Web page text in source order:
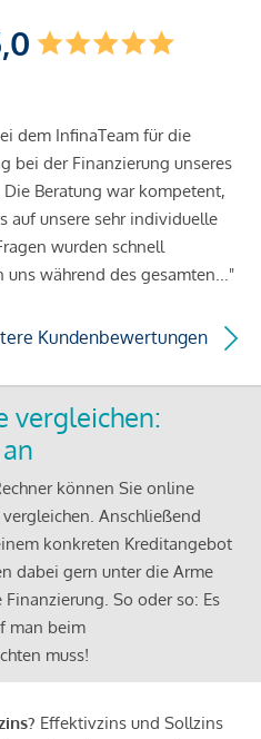
dem InfinaTeam für die
bei der Finanzierung unseres
Beratung war kompetent,
auf unsere sehr individuelle
wurden schnell
während des gesamten..."
Kundenbewertungen
vergleichen:
können Sie online
Anschließend
konkreten Kreditangebot
dabei gern unter die Arme
So oder so: Es
man beim
muss!
Effektivzins und Sollzins